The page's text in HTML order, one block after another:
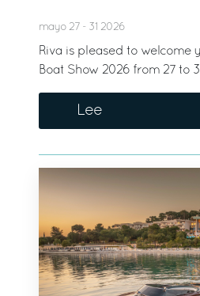
mayo 27 - 31 2026
Riva is pleased to welcome
Boat Show 2026 from 27 to
Lee